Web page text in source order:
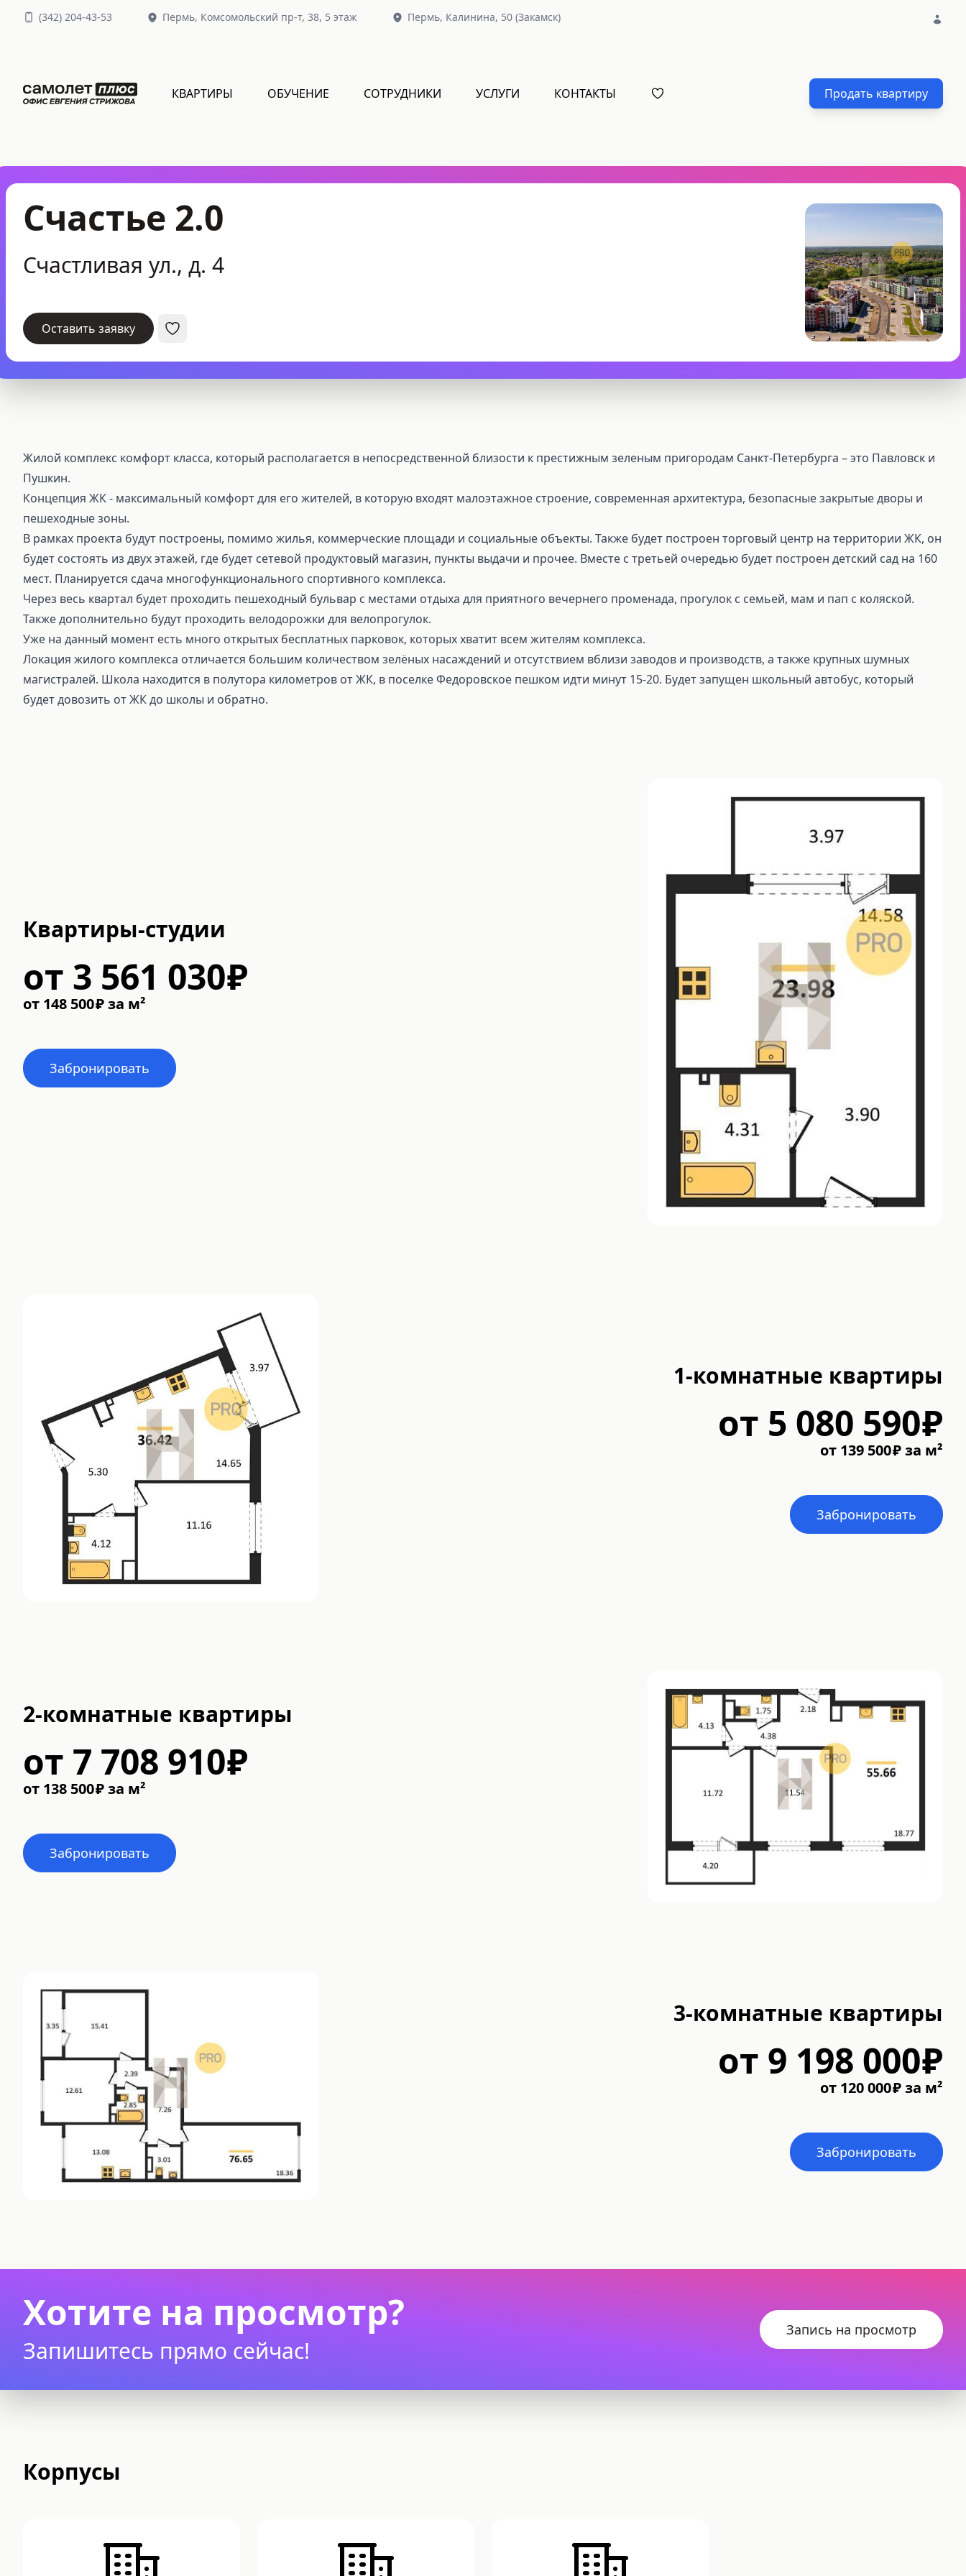
(342) 204-43-53 Пермь, Комсомольский пр-т, 38, 5 этаж Пермь, Калинина, 50 (Закамск)
КВАРТИРЫ ОБУЧЕНИЕ СОТРУДНИКИ УСЛУГИ КОНТАКТЫ Продать квартиру
Счастье 2.0
Счастливая ул., д. 4
Оставить заявку
Жилой комплекс комфорт класса, который располагается в непосредственной близости к престижным зеленым пригородам Санкт-Петербурга – это Павловск и
Пушкин.
Концепция ЖК - максимальный комфорт для его жителей, в которую входят малоэтажное строение, современная архитектура, безопасные закрытые дворы и
пешеходные зоны.
В рамках проекта будут построены, помимо жилья, коммерческие площади и социальные объекты. Также будет построен торговый центр на территории ЖК, он
будет состоять из двух этажей, где будет сетевой продуктовый магазин, пункты выдачи и прочее. Вместе с третьей очередью будет построен детский сад на 160
мест. Планируется сдача многофункционального спортивного комплекса.
Через весь квартал будет проходить пешеходный бульвар с местами отдыха для приятного вечернего променада, прогулок с семьей, мам и пап с коляской.
Также дополнительно будут проходить велодорожки для велопрогулок.
Уже на данный момент есть много открытых бесплатных парковок, которых хватит всем жителям комплекса.
Локация жилого комплекса отличается большим количеством зелёных насаждений и отсутствием вблизи заводов и производств, а также крупных шумных
магистралей. Школа находится в полутора километров от ЖК, в поселке Федоровское пешком идти минут 15-20. Будет запущен школьный автобус, который
будет довозить от ЖК до школы и обратно.
Квартиры-студии
от 3 561 030₽
от 148 500₽за м²
Забронировать
1-комнатные квартиры
от 5 080 590₽
от 139 500₽за м²
Забронировать
2-комнатные квартиры
от 7 708 910₽
от 138 500₽за м²
Забронировать
3-комнатные квартиры
от 9 198 000₽
от 120 000₽за м²
Забронировать
Хотите на просмотр?
Запишитесь прямо сейчас!
Запись на просмотр
Корпусы